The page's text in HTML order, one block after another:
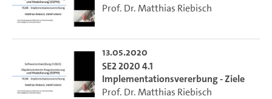
Prof. Dr. Matthias Riebisch
13.05.2020
SE2 2020 4.1
Implementationsvererbung - Ziele
Prof. Dr. Matthias Riebisch